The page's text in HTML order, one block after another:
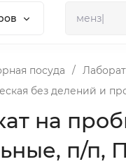
посуда /
без делений и
на
п/п,